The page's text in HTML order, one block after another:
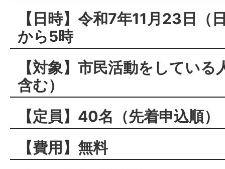
【日時】令和7年11月23日（
から5時
【対象】市民活動をしてい
含む）
【定員】40名（先着申込順）
【費用】無料